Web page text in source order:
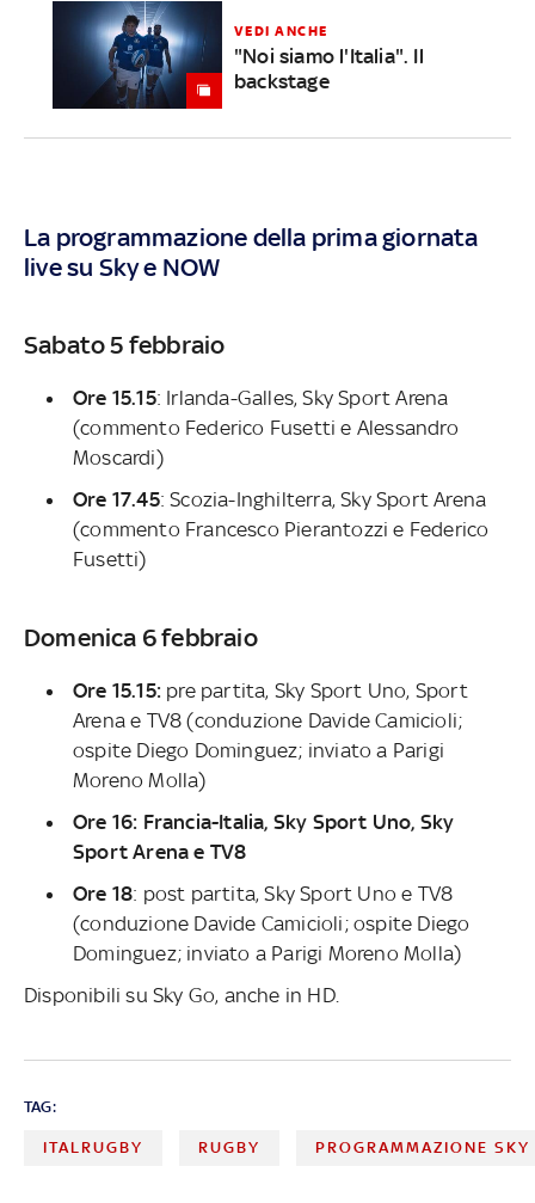
VEDI ANCHE
"Noi siamo l'Italia". Il
backstage
La programmazione della prima giornata
live su Sky e NOW
Sabato 5 febbraio
Ore 15.15: Irlanda-Galles, Sky Sport Arena
(commento Federico Fusetti e Alessandro
Moscardi)
Ore 17.45: Scozia-Inghilterra, Sky Sport Arena
(commento Francesco Pierantozzi e Federico
Fusetti)
Domenica 6 febbraio
Ore 15.15: pre partita, Sky Sport Uno, Sport
Arena e TV8 (conduzione Davide Camicioli;
ospite Diego Dominguez; inviato a Parigi
Moreno Molla)
Ore 16: Francia-Italia, Sky Sport Uno, Sky
Sport Arena e TV8
Ore 18: post partita, Sky Sport Uno e TV8
(conduzione Davide Camicioli; ospite Diego
Dominguez; inviato a Parigi Moreno Molla)
Disponibili su Sky Go, anche in HD.
TAG:
ITALRUGBY RUGBY PROGRAMMAZIONE